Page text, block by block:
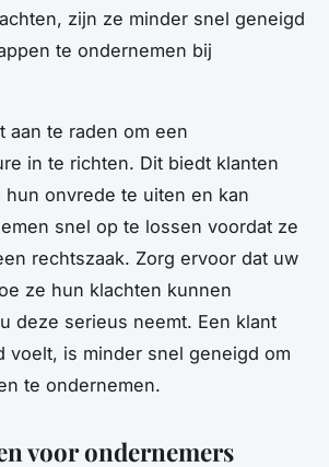
zijn ze minder snel geneigd
te ondernemen bij
aan te raden om een
in te richten. Dit biedt klanten
hun onvrede te uiten en kan
snel op te lossen voordat ze
rechtszaak. Zorg ervoor dat uw
ze hun klachten kunnen
deze serieus neemt. Een klant
voelt, is minder snel geneigd om
te ondernemen.
voor ondernemers